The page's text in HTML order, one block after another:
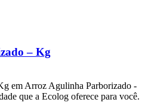
– Kg
em Arroz Agulinha Parborizado -
que a Ecolog oferece para você.